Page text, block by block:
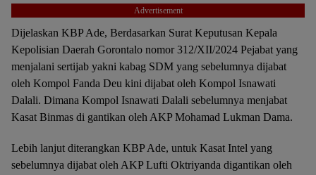
Advertisement
Dijelaskan KBP Ade, Berdasarkan Surat Keputusan Kepala
Kepolisian Daerah Gorontalo nomor 312/XII/2024 Pejabat yang
menjalani sertijab yakni kabag SDM yang sebelumnya dijabat
oleh Kompol Fanda Deu kini dijabat oleh Kompol Isnawati
Dalali. Dimana Kompol Isnawati Dalali sebelumnya menjabat
Kasat Binmas di gantikan oleh AKP Mohamad Lukman Dama.
Lebih lanjut diterangkan KBP Ade, untuk Kasat Intel yang
sebelumnya dijabat oleh AKP Lufti Oktriyanda digantikan oleh